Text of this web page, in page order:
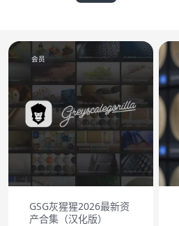
会员
GSG灰猩猩2026最新资
产合集（汉化版）